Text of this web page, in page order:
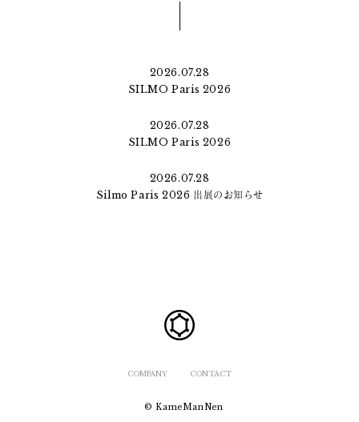
2026.07.28
SILMO Paris 2026
2026.07.28
SILMO Paris 2026
2026.07.28
Silmo Paris 2026 出展のお知らせ
COMPANY CONTACT
© KameManNen